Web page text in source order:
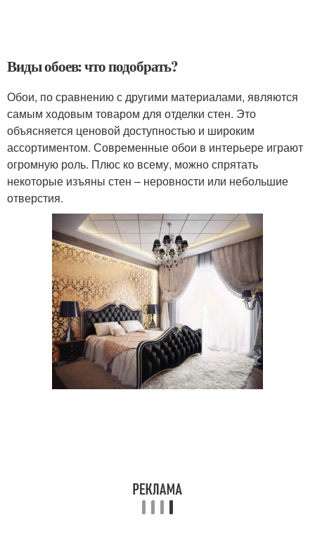
Виды обоев: что подобрать?
Обои, по сравнению с другими материалами, являются
самым ходовым товаром для отделки стен. Это
объясняется ценовой доступностью и широким
ассортиментом. Современные обои в интерьере играют
огромную роль. Плюс ко всему, можно спрятать
некоторые изъяны стен – неровности или небольшие
отверстия.